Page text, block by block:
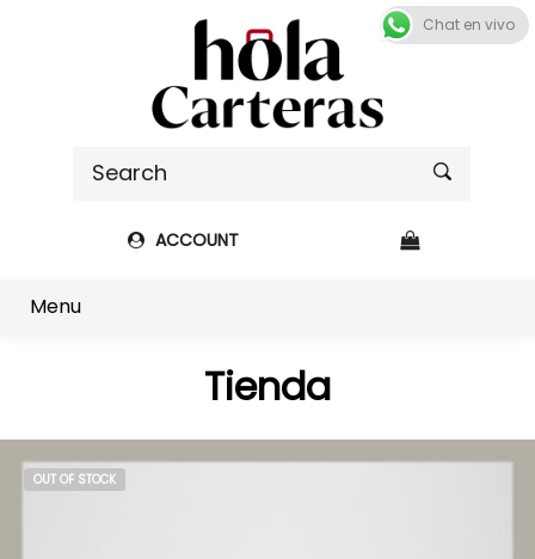
ACCOUNT
Menu
Tienda
OUT OF STOCK
Chat en vivo